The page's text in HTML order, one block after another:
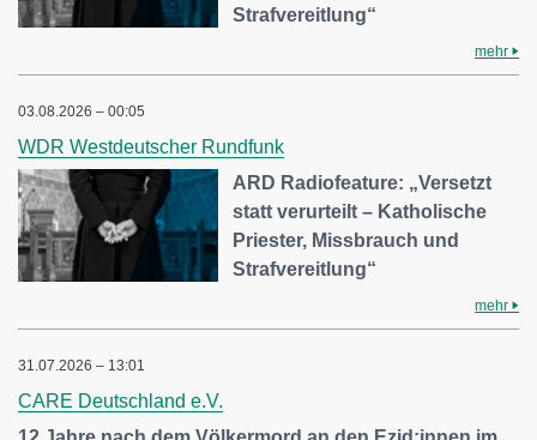
Strafvereitlung“
mehr
03.08.2026 – 00:05
WDR Westdeutscher Rundfunk
ARD Radiofeature: „Versetzt
statt verurteilt – Katholische
Priester, Missbrauch und
Strafvereitlung“
mehr
31.07.2026 – 13:01
CARE Deutschland e.V.